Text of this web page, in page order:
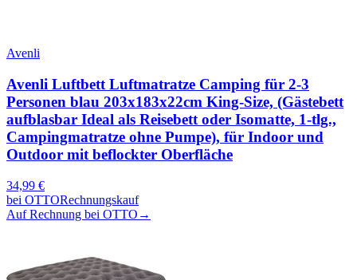
Avenli
Avenli Luftbett Luftmatratze Camping für 2-3
Personen blau 203x183x22cm King-Size, (Gästebett
aufblasbar Ideal als Reisebett oder Isomatte, 1-tlg.,
Campingmatratze ohne Pumpe), für Indoor und
Outdoor mit beflockter Oberfläche
34,99 €
bei OTTORechnungskauf
Auf Rechnung bei OTTO →